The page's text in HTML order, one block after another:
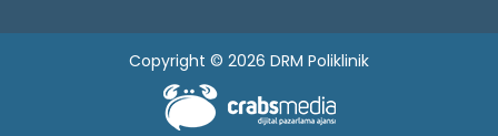
Copyright © 2026 DRM Poliklinik